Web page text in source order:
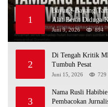
1
Bayang-Bayang
Alat Berat Diduga
Juni 9, 2026 894
2
Di Tengah Kritik
Tumbuh Pesat
Juni 15, 2026 729
3
Nama Rusli
Pembacokan